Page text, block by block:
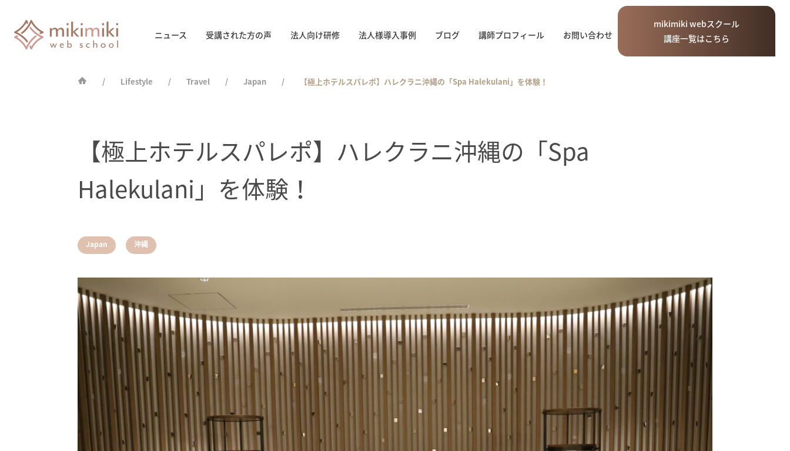
ニュース 受講された方の声 法人向け研修 法人様導入事例 ブログ 講師プロフィール お問い合わせ
mikimiki webスクール
講座一覧はこちら
Lifestyle Travel Japan 【極上ホテルスパレポ】ハレクラニ沖縄の「Spa Halekulani」を体験！
Japan 沖縄
【極上ホテルスパレポ】ハレクラニ沖縄の「Spa
Halekulani」を体験！